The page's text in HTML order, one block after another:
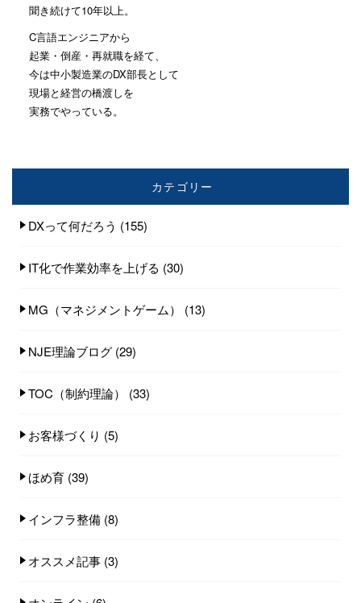
聞き続けて10年以上。
C言語エンジニアから
起業・倒産・再就職を経て、
今は中小製造業のDX部長として
現場と経営の橋渡しを
実務でやっている。
カテゴリー
DXって何だろう (155)
IT化で作業効率を上げる (30)
MG（マネジメントゲーム） (13)
NJE理論ブログ (29)
TOC（制約理論） (33)
お客様づくり (5)
ほめ育 (39)
インフラ整備 (8)
オススメ記事 (3)